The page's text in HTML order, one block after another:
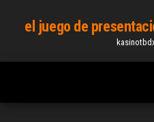
content
el juego de